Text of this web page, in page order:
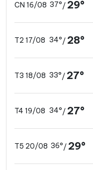
CN 16/08 37°/ 29°
T2 17/08 34°/ 28°
T3 18/08 33°/ 27°
T4 19/08 34°/ 27°
T5 20/08 36°/ 29°